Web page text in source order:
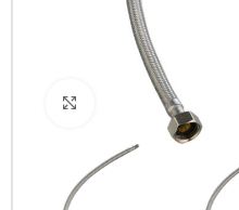
Clic para ampliar